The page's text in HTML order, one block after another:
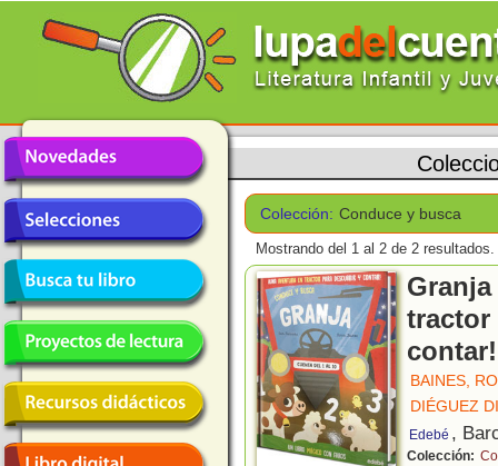
Colección: Conduce y busca
Mostrando del 1 al 2 de 2 resultados.
Granja
tractor
contar!
BAINES,
DIÉGUEZ
Edebé ,
Colección: